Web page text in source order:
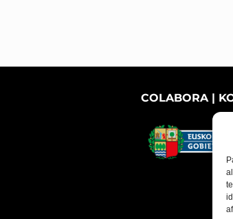
COLABORA |